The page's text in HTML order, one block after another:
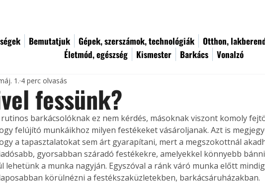
Bemutatjuk Gépek, szerszámok, technológiák
Otthon,
Életmód, egészség
Kismester Barkács Vonalzó
fessünk?
1. 4 perc olvasás
rutinos barkácsolóknak ez nem kérdés, másoknak viszont komoly
felújító munkáikhoz milyen festékeket vásároljanak. Azt is
a tapasztalatokat sem árt gyarapítani, mert a megszokottnál
gyorsabban száradó festékekre, amelyekkel könnyebb
lehetünk a munka nagyján. Egyszóval a ránk váró munka előtt
körülnézni a festékszaküzletekben, barkácsáruházakban.